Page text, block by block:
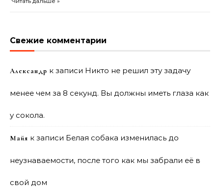
Свежие комментарии
Александр к записи Никто не решил эту задачу
менее чем за 8 секунд. Вы должны иметь глаза как
у сокола.
Майя к записи Белая собака изменилась до
неузнаваемости, после того как мы забрали её в
свой дом